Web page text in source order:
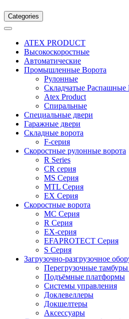
Categories
ATEX PRODUCT
Высокоскоростные
Автоматические
Промышленные Ворота
Рулонные
Складчатые Распашные
Atex Product
Спиральные
Специальные двери
Гаражные двери
Складные ворота
F-серия
Скоростные рулонные ворота
R Series
CR серия
MS Серия
MTL Серия
EX Серия
Скоростные ворота
МС Серия
R Серия
EX-серия
EFAPROTECT Серия
S Серия
Загрузочно-разгрузочное
Перегрузочные
Подъёмные платформы
Системы управления
Доклевеллеры
Докшелтеры
Аксессуары